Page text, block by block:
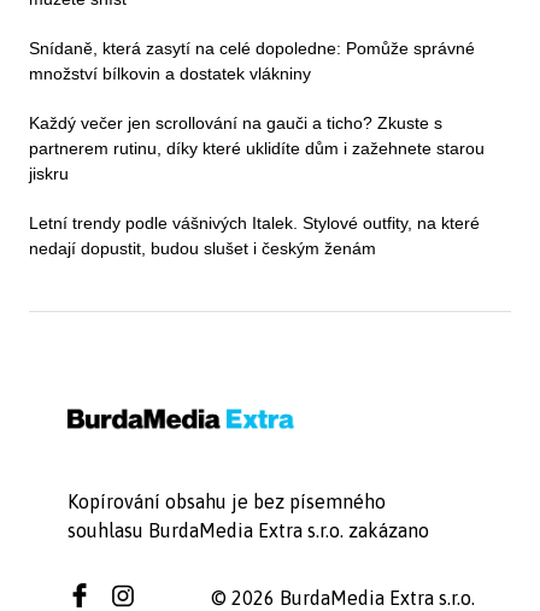
Snídaně, která zasytí na celé dopoledne: Pomůže správné
množství bílkovin a dostatek vlákniny
Každý večer jen scrollování na gauči a ticho? Zkuste s
partnerem rutinu, díky které uklidíte dům i zažehnete starou
jiskru
Letní trendy podle vášnivých Italek. Stylové outfity, na které
nedají dopustit, budou slušet i českým ženám
Kopírování obsahu je bez písemného
souhlasu BurdaMedia Extra s.r.o. zakázano
© 2026 BurdaMedia Extra s.r.o.